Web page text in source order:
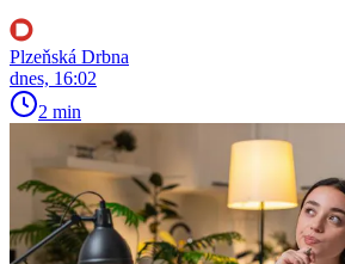
Plzeňská Drbna
dnes, 16:02
2 min